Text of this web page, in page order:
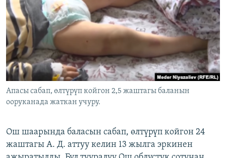
ЭЖЕ-СИҢДИЛЕР
АЗАТТЫК+
ЫҢГАЙСЫЗ СУРООЛОР
ОНЛАЙН ШЕРИНЕ
ЭЕ/АРнун бардык сайттары
Апасы сабап, өлтүрүп койгон 2,5 жаштагы баланын
ооруканада жаткан учуру.
Ош шаарында баласын сабап, өлтүрүп койгон 24
жаштагы А. Д. аттуу келин 13 жылга эркинен